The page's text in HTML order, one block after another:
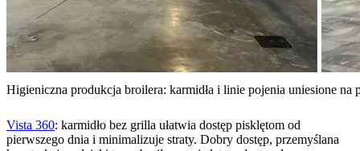
Higieniczna produkcja broilera: karmidła i linie pojenia uniesione na
Vista 360: karmidło bez grilla ułatwia dostęp pisklętom od
pierwszego dnia i minimalizuje straty. Dobry dostęp, przemyślana